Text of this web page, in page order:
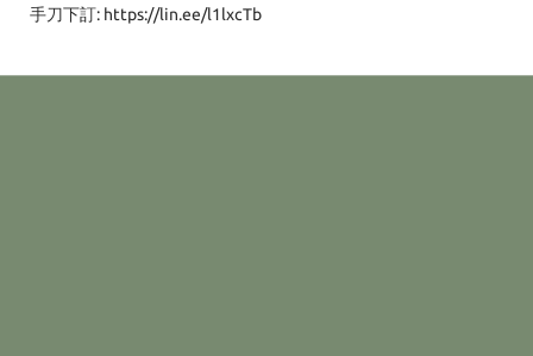
手刀下訂: https://lin.ee/l1lxcTb